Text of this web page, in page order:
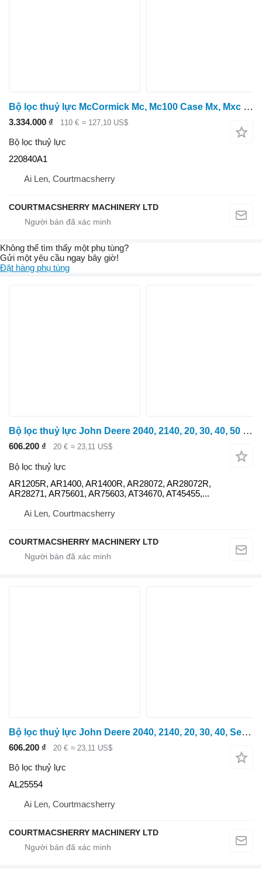
Bộ lọc thuỷ lực McCormick Mc, Mc100 Case Mx, Mxc Hydraulic Filter Manifold 220840a1, 3301 220840A1 dành cho máy kéo bánh lốp McCormick Mc, Mc100 Case Mx, Mxc
3.334.000 ₫ 110 € ≈ 127,10 US$
Bộ lọc thuỷ lực
220840A1
Ai Len, Courtmacsherry
COURTMACSHERRY MACHINERY LTD
Không thể tìm thấy một phụ tùng?
Gửi một yêu cầu ngay bây giờ!
Đặt hàng phụ tùng
Bộ lọc thuỷ lực John Deere 2040, 2140, 20, 30, 40, 50 Series Hydraulic Filter Ar28072, Ar75 AR1205R dành cho máy kéo bánh lốp
606.200 ₫ 20 € ≈ 23,11 US$
Bộ lọc thuỷ lực
AR1205R, AR1400, AR1400R, AR28072, AR28072R,
AR28271, AR75601, AR75603, AT34670, AT45455,...
Ai Len, Courtmacsherry
COURTMACSHERRY MACHINERY LTD
Bộ lọc thuỷ lực John Deere 2040, 2140, 20, 30, 40, Series Transmission Filter Al25554 AL25554 dành cho máy kéo bánh lốp
606.200 ₫ 20 € ≈ 23,11 US$
Bộ lọc thuỷ lực
AL25554
Ai Len, Courtmacsherry
COURTMACSHERRY MACHINERY LTD